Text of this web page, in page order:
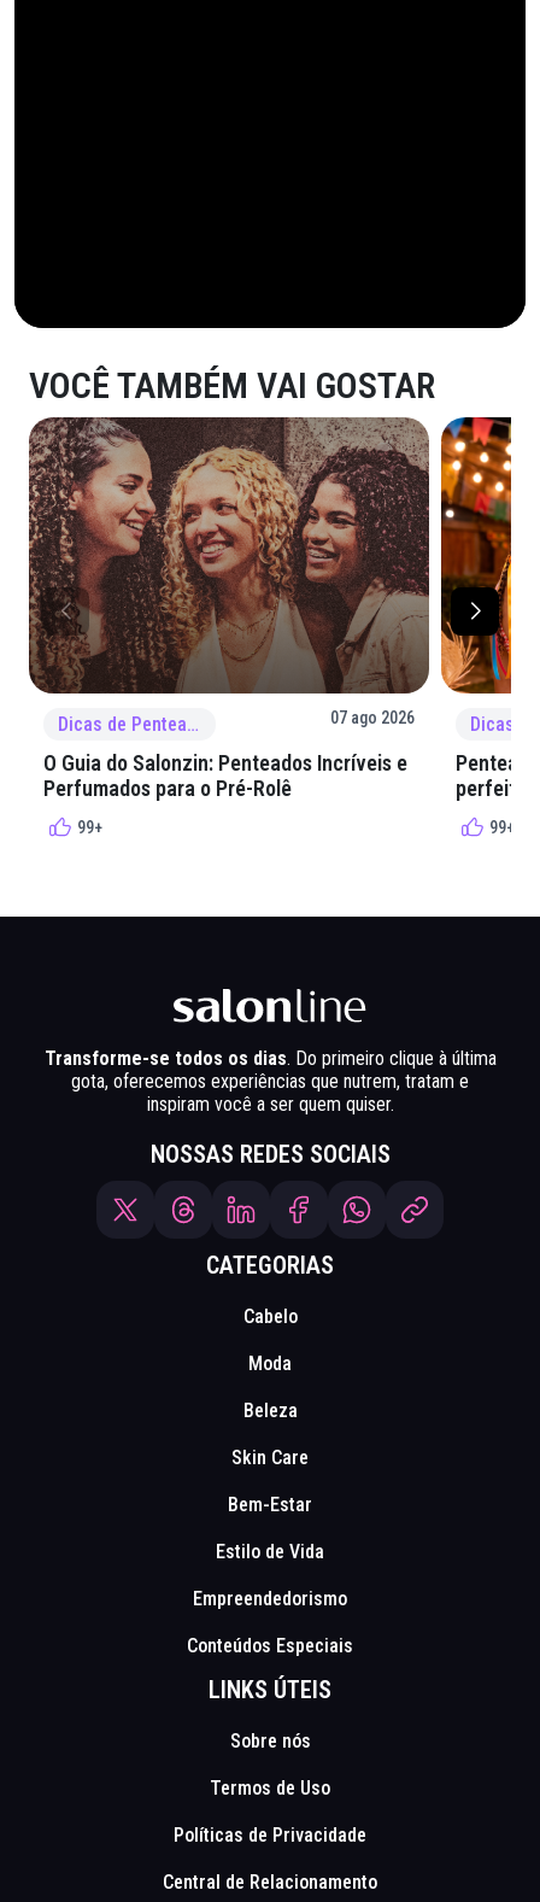
VOCÊ TAMBÉM VAI GOSTAR
Dicas de Penteado 07 ago 2026
O Guia do Salonzin: Penteados Incríveis e
Perfumados para o Pré-Rolê
99+
perfeita
99+
Transforme-se todos os dias. Do primeiro clique à última
gota, oferecemos experiências que nutrem, tratam e
inspiram você a ser quem quiser.
NOSSAS REDES SOCIAIS
CATEGORIAS
Cabelo
Moda
Beleza
Skin Care
Bem-Estar
Estilo de Vida
Empreendedorismo
Conteúdos Especiais
LINKS ÚTEIS
Sobre nós
Termos de Uso
Políticas de Privacidade
Central de Relacionamento